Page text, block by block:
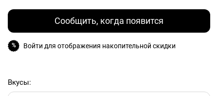
Сообщить, когда появится
% Войти для отображения накопительной скидки
Вкусы: